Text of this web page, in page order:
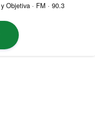
Objetiva · FM · 90.3